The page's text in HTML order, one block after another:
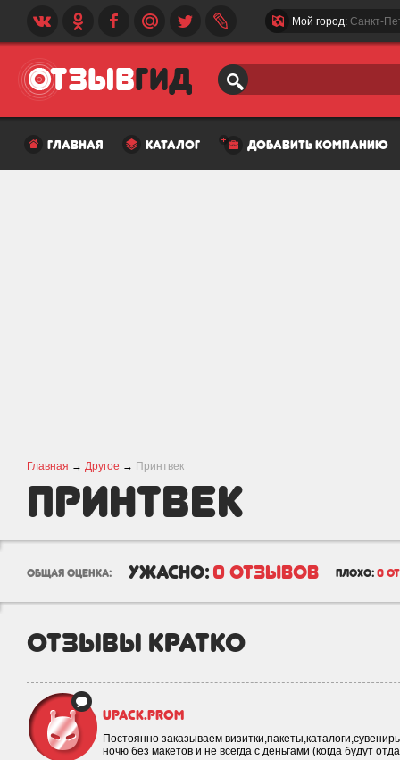
Мой город: Санкт-
главная каталог добавить компанию
Главная → Другое → Принтвек
Принтвек
общая оценка: ужасно: 0 отзывов плохо: 0
отзывы кратко
upack.prom
Постоянно заказываем
ночю без макетов и не всегда с деньгами (когда будут